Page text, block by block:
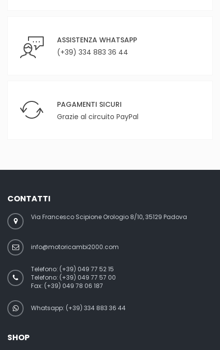
ASSISTENZA WHATSAPP
(+39) 334 883 36 44
PAGAMENTI SICURI
Grazie al circuito PayPal
CONTATTI
Via Francesco Scipione Orologio 8/10, 35129 Padova
info@motoricambi2000.com
Telefono: (+39) 049 77 52 15
Telefono: (+39) 049 77 57 00
Fax: (+39) 049 78 06 187
Whatsapp: (+39) 334 883 36 44
SHOP